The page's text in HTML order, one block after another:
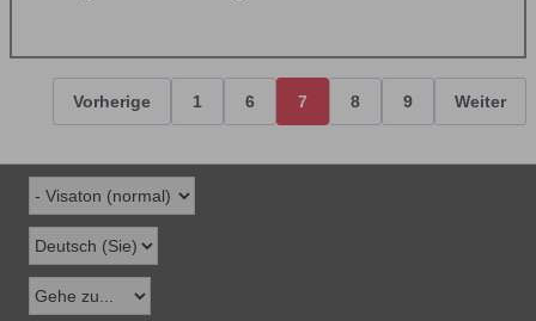
Vorherige 1 6 7 8 9 Weiter